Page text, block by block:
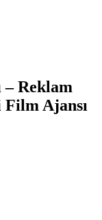
– Reklam
Film Ajansı